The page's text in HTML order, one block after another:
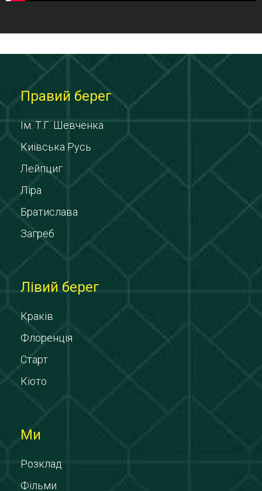
Правий берег
Ім. Т.Г. Шевченка
Київська Русь
Лейпциг
Ліра
Братислава
Загреб
Лівий берег
Краків
Флоренція
Старт
Кіото
Ми
Розклад
Фільми